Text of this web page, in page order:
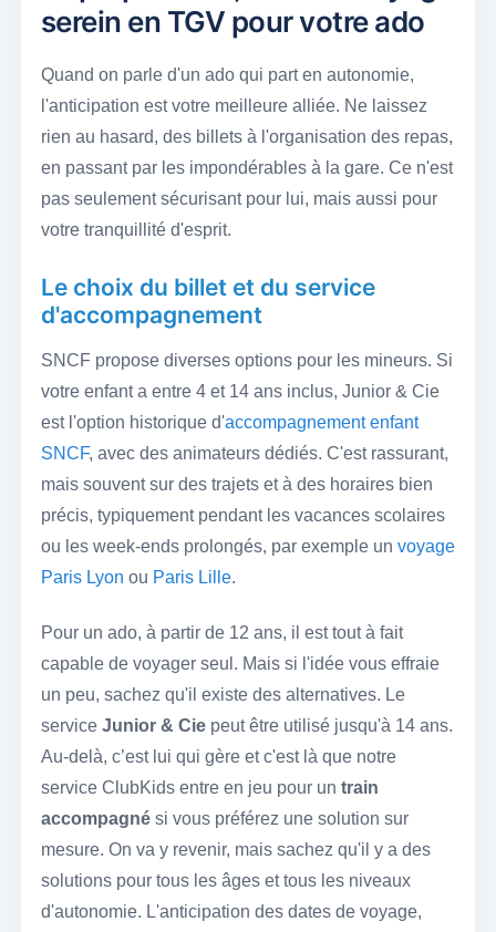
serein en TGV pour votre ado
Quand on parle d'un ado qui part en autonomie,
l'anticipation est votre meilleure alliée. Ne laissez
rien au hasard, des billets à l'organisation des repas,
en passant par les impondérables à la gare. Ce n'est
pas seulement sécurisant pour lui, mais aussi pour
votre tranquillité d'esprit.
Le choix du billet et du service
d'accompagnement
SNCF propose diverses options pour les mineurs. Si
votre enfant a entre 4 et 14 ans inclus, Junior & Cie
est l'option historique d'accompagnement enfant
SNCF, avec des animateurs dédiés. C'est rassurant,
mais souvent sur des trajets et à des horaires bien
précis, typiquement pendant les vacances scolaires
ou les week-ends prolongés, par exemple un voyage
Paris Lyon ou Paris Lille.
Pour un ado, à partir de 12 ans, il est tout à fait
capable de voyager seul. Mais si l'idée vous effraie
un peu, sachez qu'il existe des alternatives. Le
service Junior & Ciepeut être utilisé jusqu'à 14 ans.
Au-delà, c’est lui qui gère et c'est là que notre
service ClubKids entre en jeu pour un train
accompagnési vous préférez une solution sur
mesure. On va y revenir, mais sachez qu'il y a des
solutions pour tous les âges et tous les niveaux
d'autonomie. L'anticipation des dates de voyage,